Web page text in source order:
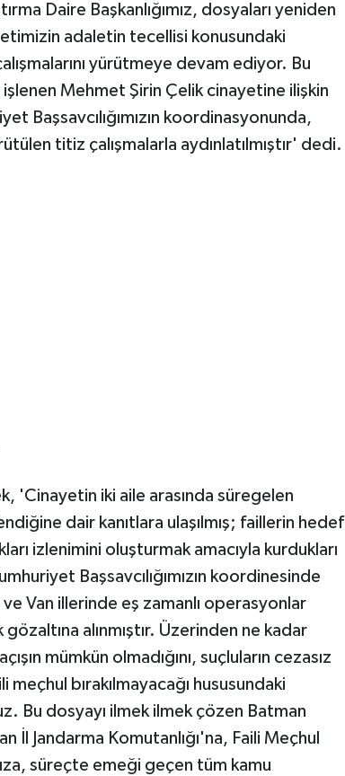
Daire Başkanlığımız, dosyaları yeniden
adaletin tecellisi konusundaki
yürütmeye devam ediyor. Bu
Mehmet Şirin Çelik cinayetine ilişkin
Başsavcılığımızın koordinasyonunda,
titiz çalışmalarla aydınlatılmıştır' dedi.
'Cinayetin iki aile arasında süregelen
dair kanıtlara ulaşılmış; faillerin hedef
izlenimini oluşturmak amacıyla kurdukları
Başsavcılığımızın koordinesinde
Van illerinde eş zamanlı operasyonlar
alınmıştır. Üzerinden ne kadar
mümkün olmadığını, suçluların cezasız
bırakılmayacağı hususundaki
Bu dosyayı ilmek ilmek çözen Batman
İl Jandarma Komutanlığı'na, Faili Meçhul
süreçte emeği geçen tüm kamu